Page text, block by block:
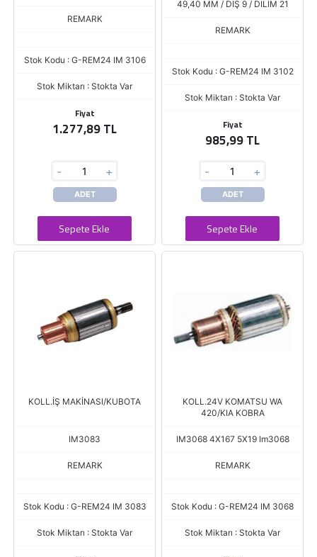
REMARK
Stok Kodu : G-REM24 IM 3106
Stok Miktarı : Stokta Var
Fiyat
1.277,89 TL
- +
ADET
Sepete Ekle
49,40 MM / DİŞ 9 / DİLİM 21
REMARK
Stok Kodu : G-REM24 IM 3102
Stok Miktarı : Stokta Var
Fiyat
985,99 TL
- +
ADET
Sepete Ekle
KOLL.İŞ MAKİNASI/KUBOTA
IM3083
REMARK
Stok Kodu : G-REM24 IM 3083
Stok Miktarı : Stokta Var
KOLL.24V KOMATSU WA
420/KIA KOBRA
IM3068 4X167 5X19 Im3068
REMARK
Stok Kodu : G-REM24 IM 3068
Stok Miktarı : Stokta Var